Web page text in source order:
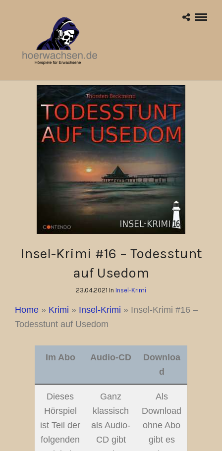
Insel-Krimi #16 – Todesstunt
auf Usedom
23.04.2021 In Insel-Krimi
Home » Krimi » Insel-Krimi » Insel-Krimi #16 –
Todesstunt auf Usedom
Im Abo Audio-CD
Downloa
d
Dieses
Hörspiel
ist Teil der
folgenden
Ganz
klassisch
als Audio-
CD gibt
Als
Download
ohne Abo
gibt es